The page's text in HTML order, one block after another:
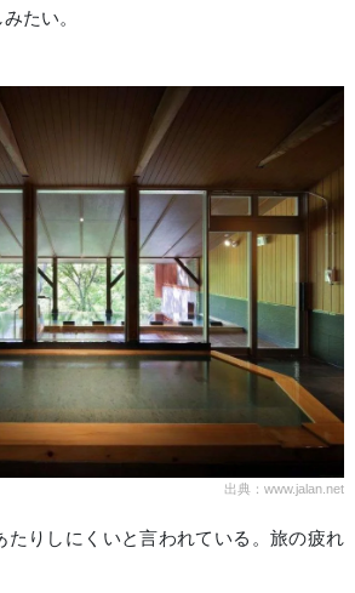
たい。
出典：www.jalan.net
たりしにくいと言われている。旅の疲れ